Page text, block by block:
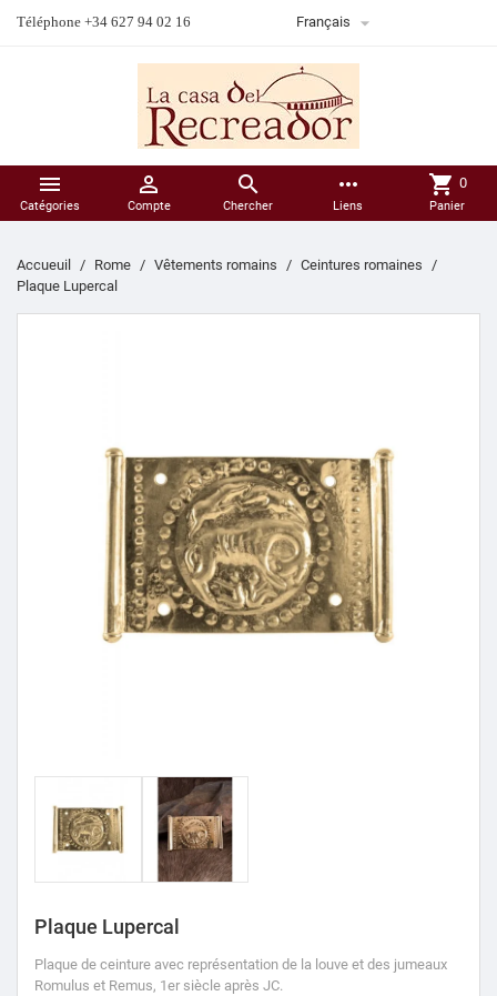
Téléphone +34 627 94 02 16 Français 

Catégories

Compte

Chercher
more_horiz
Liens
shopping_cart 0
Panier
Accueuil Rome Vêtements romains
Ceintures romaines
Plaque Lupercal
Plaque Lupercal
Plaque de ceinture avec représentation de la louve et des jumeaux
Romulus et Remus, 1er siècle après JC.